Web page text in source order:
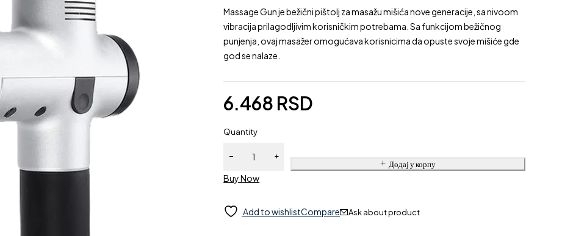
Massage Gun je bežični pištolj za masažu mišića nove generacije, sa nivoom
vibracija prilagodljivim korisničkim potrebama. Sa funkcijom bežičnog
punjenja, ovaj masažer omogućava korisnicima da opuste svoje mišiće gde
god se nalaze.
6.468 RSD
Quantity
Додај у корпу
Buy Now
Add to wishlistCompare Ask about product